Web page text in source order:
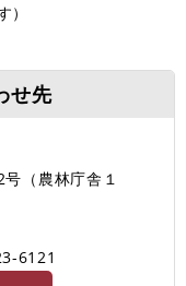
せ先
（農林庁舎１
6121